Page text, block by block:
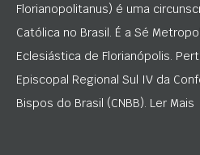
Florianopolitanus) é uma
Católica no Brasil. É a Sé
Eclesiástica de Florianópolis.
Episcopal Regional Sul IV da
Bispos do Brasil (CNBB). Ler Mais